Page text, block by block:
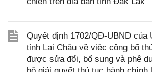
Quyết định 1702/QĐ-UBND của
tỉnh Lai Châu về việc công bố
được sửa đổi, bổ sung và phê